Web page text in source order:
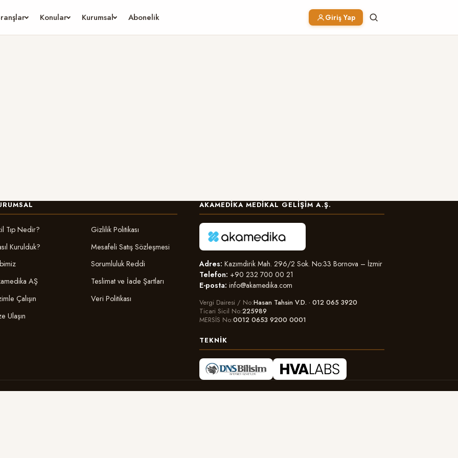
Konular Kurumsal Abonelik Giriş Yap
Tıp Nedir?
Kurulduk?
AŞ
Çalışın
Ulaşın
Gizlilik Politikası
Mesafeli Satış Sözleşmesi
Sorumluluk Reddi
Teslimat ve İade Şartları
Veri Politikası
AKAMEDIKA MEDIKAL GELIŞIM A.Ş.
Adres: Kazımdirik Mah. 296/2 Sok. No:33 Bornova – İzmir
Telefon: +90 232 700 00 21
E-posta: info@akamedika.com
Vergi Dairesi / No Hasan Tahsin V.D. · 012 065 3920
Ticari Sicil No 225989
MERSİS No 0012 0653 9200 0001
TEKNIK